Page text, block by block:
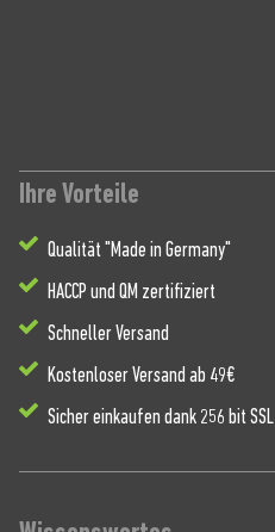
Ihre Vorteile
Qualität "Made in Germany"
HACCP und QM zertifiziert
Schneller Versand
Kostenloser Versand ab 49€
Sicher einkaufen dank 256 bit SSL